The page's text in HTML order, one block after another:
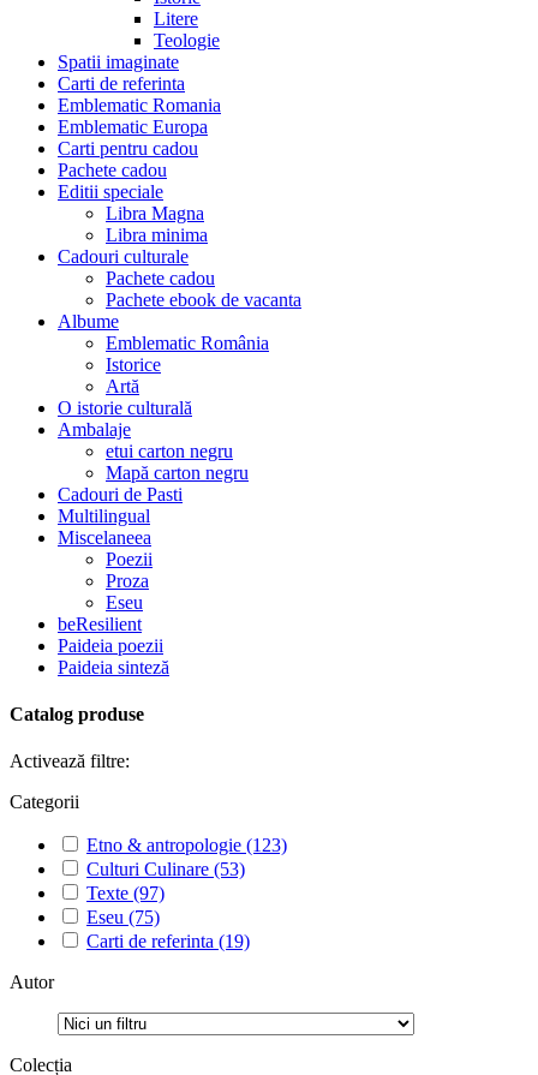
Litere
Teologie
Spatii imaginate
Carti de referinta
Emblematic Romania
Emblematic Europa
Carti pentru cadou
Pachete cadou
Editii speciale
Libra Magna
Libra minima
Cadouri culturale
Pachete cadou
Pachete ebook de vacanta
Albume
Emblematic România
Istorice
Artă
O istorie culturală
Ambalaje
etui carton negru
Mapă carton negru
Cadouri de Pasti
Multilingual
Miscelaneea
Poezii
Proza
Eseu
beResilient
Paideia poezii
Paideia sinteză
Catalog produse
Activează filtre:
Categorii
Etno & antropologie (123)
Culturi Culinare (53)
Texte (97)
Eseu (75)
Carti de referinta (19)
Autor
Colecția